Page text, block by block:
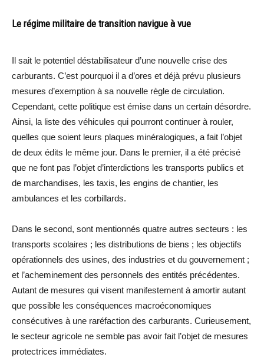
Le régime militaire de transition navigue à vue
Il sait le potentiel déstabilisateur d’une nouvelle crise des
carburants. C’est pourquoi il a d’ores et déjà prévu plusieurs
mesures d’exemption à sa nouvelle règle de circulation.
Cependant, cette politique est émise dans un certain désordre.
Ainsi, la liste des véhicules qui pourront continuer à rouler,
quelles que soient leurs plaques minéralogiques, a fait l’objet
de deux édits le même jour. Dans le premier, il a été précisé
que ne font pas l’objet d’interdictions les transports publics et
de marchandises, les taxis, les engins de chantier, les
ambulances et les corbillards.
Dans le second, sont mentionnés quatre autres secteurs : les
transports scolaires ; les distributions de biens ; les objectifs
opérationnels des usines, des industries et du gouvernement ;
et l’acheminement des personnels des entités précédentes.
Autant de mesures qui visent manifestement à amortir autant
que possible les conséquences macroéconomiques
consécutives à une raréfaction des carburants. Curieusement,
le secteur agricole ne semble pas avoir fait l’objet de mesures
protectrices immédiates.